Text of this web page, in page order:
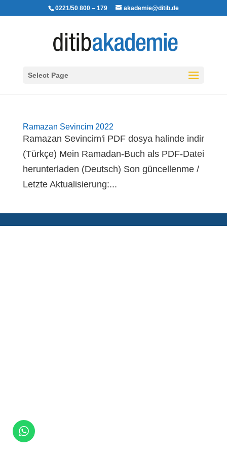
0221/50 800 – 179 akademie@ditib.de
Select Page
Ramazan Sevincim 2022
Ramazan Sevincim'i PDF dosya halinde indir
(Türkçe) Mein Ramadan-Buch als PDF-Datei
herunterladen (Deutsch) Son güncellenme /
Letzte Aktualisierung:...